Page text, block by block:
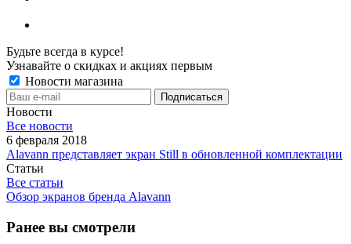
Будьте всегда в курсе!
Узнавайте о скидках и акциях первым
Новости магазина
Новости
Все новости
6 февраля 2018
Alavann представляет экран Still в обновленной комплектации
Статьи
Все статьи
Обзор экранов бренда Alavann
Ранее вы смотрели